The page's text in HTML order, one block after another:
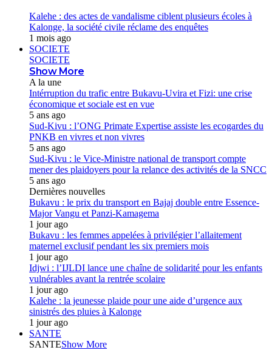
Kalehe : des actes de vandalisme ciblent plusieurs écoles à
Kalonge, la société civile réclame des enquêtes
1 mois ago
SOCIETE
SOCIETE
Show More
A la une
Intérruption du trafic entre Bukavu-Uvira et Fizi: une crise
économique et sociale est en vue
5 ans ago
Sud-Kivu : l’ONG Primate Expertise assiste les ecogardes du
PNKB en vivres et non vivres
5 ans ago
Sud-Kivu : le Vice-Ministre national de transport compte
mener des plaidoyers pour la relance des activités de la SNCC
5 ans ago
Dernières nouvelles
Bukavu : le prix du transport en Bajaj double entre Essence-
Major Vangu et Panzi-Kamagema
1 jour ago
Bukavu : les femmes appelées à privilégier l’allaitement
maternel exclusif pendant les six premiers mois
1 jour ago
Idjwi : l’IJLDI lance une chaîne de solidarité pour les enfants
vulnérables avant la rentrée scolaire
1 jour ago
Kalehe : la jeunesse plaide pour une aide d’urgence aux
sinistrés des pluies à Kalonge
1 jour ago
SANTE
SANTEShow More